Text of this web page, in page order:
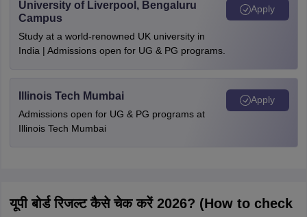
University of Liverpool, Bengaluru
Campus
Study at a world-renowned UK university in
India | Admissions open for UG & PG programs.
Apply
Illinois Tech Mumbai
Admissions open for UG & PG programs at
Illinois Tech Mumbai
Apply
यूपी बोर्ड रिजल्ट कैसे चेक करें 2026? (How to check